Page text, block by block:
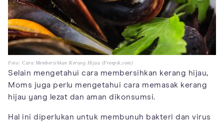
Foto: Cara Membersihkan Kerang Hijau (Freepik.com)
Selain mengetahui cara membersihkan kerang hijau,
Moms juga perlu mengetahui cara memasak kerang
hijau yang lezat dan aman dikonsumsi.
Hal ini diperlukan untuk membunuh bakteri dan virus